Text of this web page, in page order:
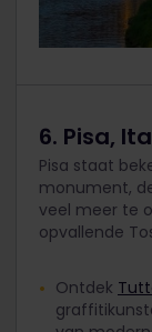
6. Pisa,
Pisa staat
monument,
veel meer te
opvallende
Ontdek